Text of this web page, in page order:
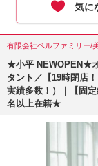
気に
有限会社ベルファミリー/
★小平 NEWOPEN★
タント／【19時閉店
実績多数！）｜【固
名以上在籍★